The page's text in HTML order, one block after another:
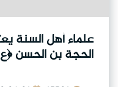
علماء أهل السنة
الحجة بن الحسن